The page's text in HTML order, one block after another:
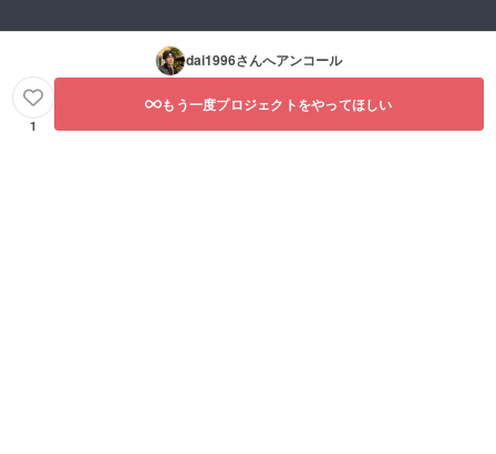
dai1996さんへアンコール
1
もう一度プロジェクトをやってほしい